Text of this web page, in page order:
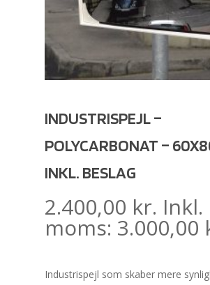
INDUSTRISPEJL –
POLYCARBONAT –
INKL. BESLAG
2.400,00 kr. Inkl.
moms: 3.000,00
Industrispejl som skaber mere